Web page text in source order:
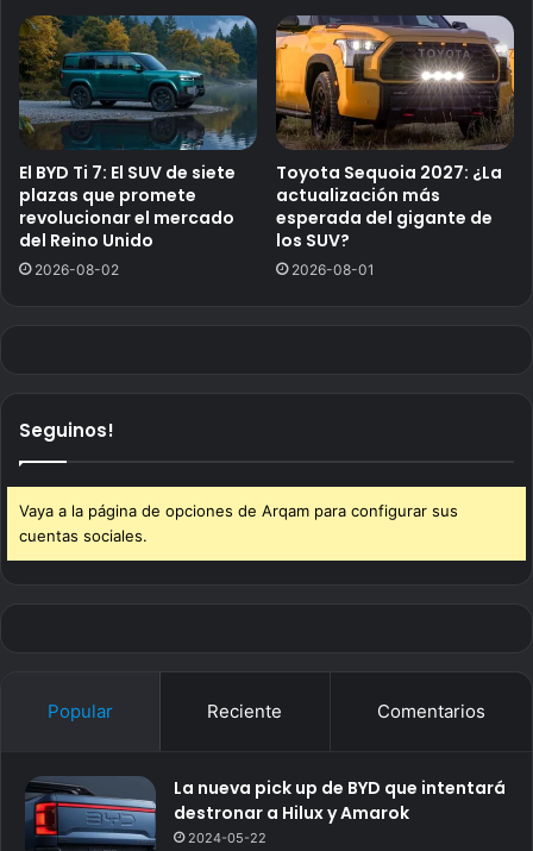
El BYD Ti 7: El SUV de siete
plazas que promete
revolucionar el mercado
del Reino Unido
2026-08-02
Toyota Sequoia 2027: ¿La
actualización más
esperada del gigante de
los SUV?
2026-08-01
Seguinos!
Vaya a la página de opciones de Arqam para configurar sus
cuentas sociales.
Popular Reciente Comentarios
La nueva pick up de BYD que intentará
destronar a Hilux y Amarok
2024-05-22